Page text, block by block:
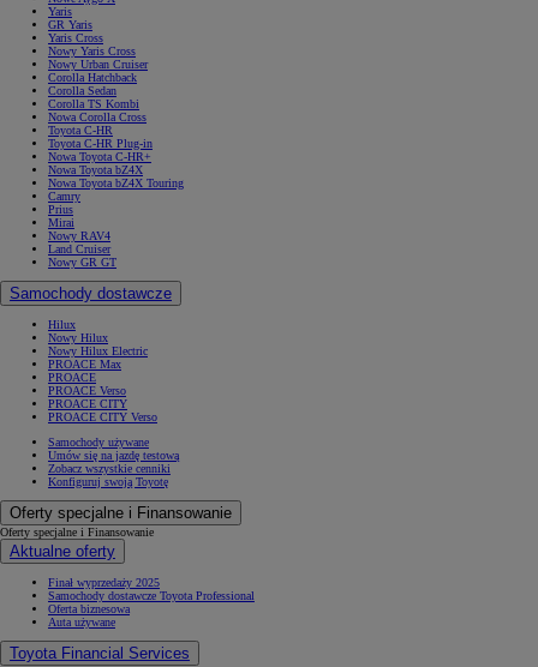
Yaris
GR Yaris
Yaris Cross
Nowy Yaris Cross
Nowy Urban Cruiser
Corolla Hatchback
Corolla Sedan
Corolla TS Kombi
Nowa Corolla Cross
Toyota C-HR
Toyota C-HR Plug-in
Nowa Toyota C-HR+
Nowa Toyota bZ4X
Nowa Toyota bZ4X Touring
Camry
Prius
Mirai
Nowy RAV4
Land Cruiser
Nowy GR GT
Samochody dostawcze
Hilux
Nowy Hilux
Nowy Hilux Electric
PROACE Max
PROACE
PROACE Verso
PROACE CITY
PROACE CITY Verso
Samochody używane
Umów się na jazdę testową
Zobacz wszystkie cenniki
Konfiguruj swoją Toyotę
Oferty specjalne i Finansowanie
Oferty specjalne i Finansowanie
Aktualne oferty
Finał wyprzedaży 2025
Samochody dostawcze Toyota Professional
Oferta biznesowa
Auta używane
Toyota Financial Services